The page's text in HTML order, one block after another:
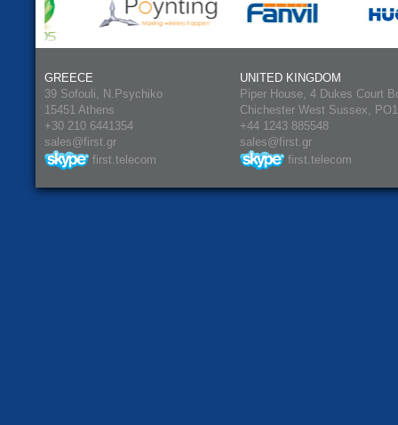
GREECE
39 Sofouli, N.Psychiko
15451 Athens
+30 210 6441354
sales@first.gr
first.telecom
UNITED KINGDOM
Piper House, 4 Dukes Court
Chichester West Sussex,
+44 1243 885548
sales@first.gr
first.telecom